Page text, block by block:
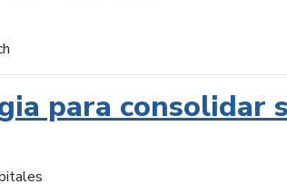
para consolidar